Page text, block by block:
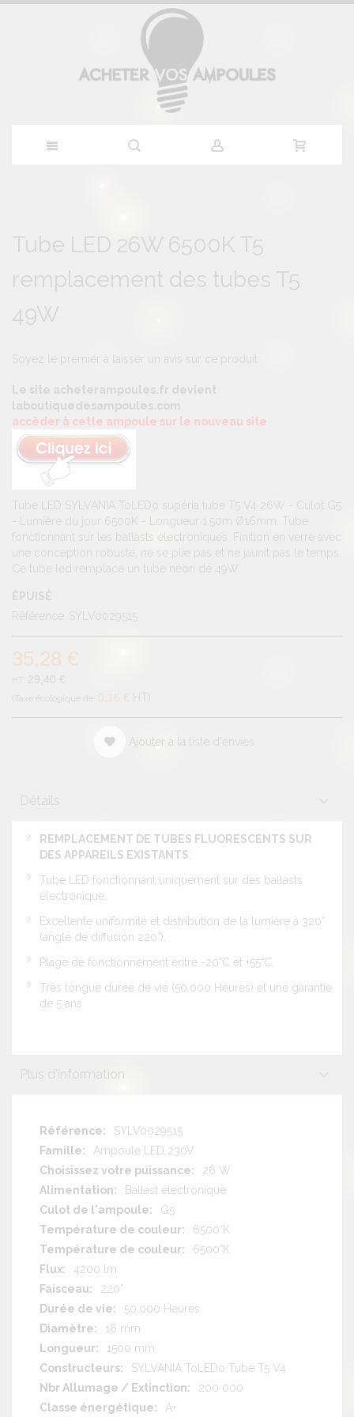
contenu
the
of
the
images
gallery
the
of
the
images
gallery
Tube LED 26W 6500K T5
remplacement des tubes T5
49W
Soyez le premier à laisser un avis sur ce produit
Le site acheterampoules.fr devient
laboutiquedesampoules.com
accèder à cette ampoule sur le nouveau site
Tube LED SYLVANIA ToLEDo supéria tube T5 V4 26W - Culot G5
- Lumière du jour 6500K - Longueur 1.50m Ø16mm. Tube
fonctionnant sur les ballasts électroniques. Finition en verre avec
une conception robuste, ne se plie pas et ne jaunit pas le temps.
Ce tube led remplace un tube néon de 49W.
ÉPUISÉ
Référence SYLV0029515
35,28 €
29,40 €
0,16 € HT
Ajouter à la liste d'envies
Détails
REMPLACEMENT DE TUBES FLUORESCENTS SUR
DES APPAREILS EXISTANTS:
Tube LED fonctionnant uniquement sur des ballasts
électronique.
Excellente uniformité et distribution de la lumière à 320°
(angle de diffusion 220°).
Plage de fonctionnement entre -20°C et +55°C.
Très longue durée de vie (50.000 Heures) et une garantie
de 5 ans
Plus d'information
Plus
d'information
SYLV0029515
Ampoule LED 230V
26 W
Ballast électronique
G5
6500°K
6500°K
4200 lm
220°
50.000 Heures
16 mm
1500 mm
SYLVANIA ToLEDo Tube T5 V4
200 000
A+